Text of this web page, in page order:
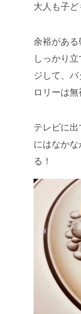
大人も子ど
余裕がある
しっかり
ジして、
ロリーは無
テレビに
にはなか
る！